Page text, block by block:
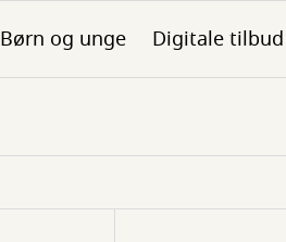
Børn og unge Digitale tilbud